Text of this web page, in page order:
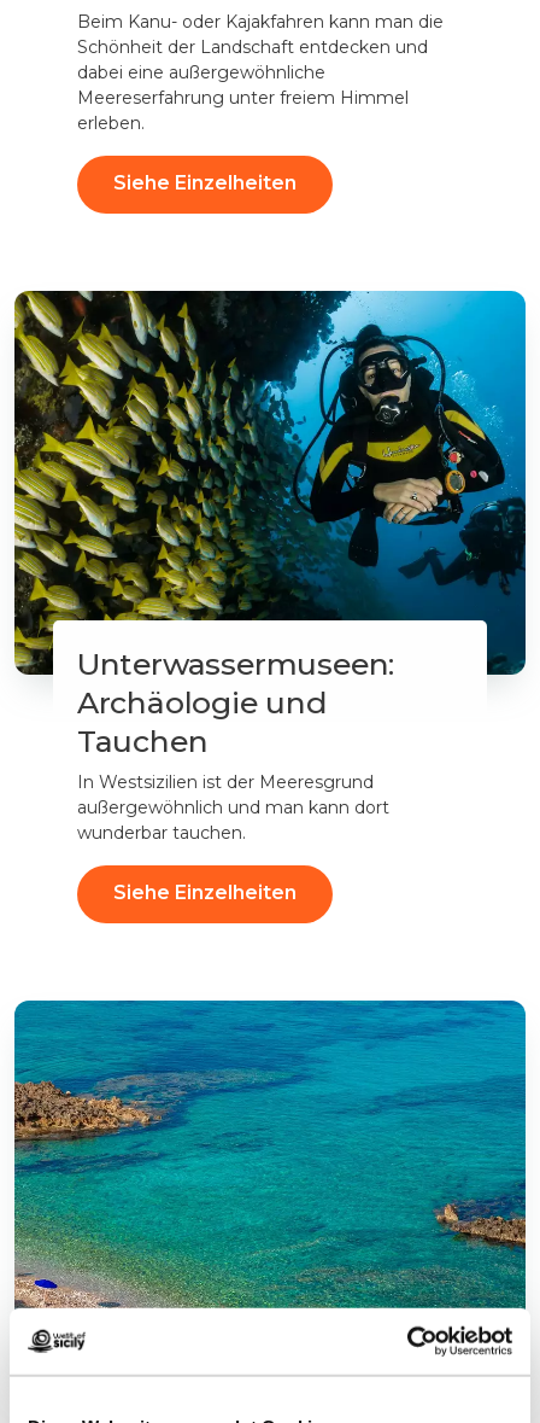
Beim Kanu- oder Kajakfahren kann man die
Schönheit der Landschaft entdecken und
dabei eine außergewöhnliche
Meereserfahrung unter freiem Himmel
erleben.
Siehe Einzelheiten
Unterwassermuseen:
Archäologie und
Tauchen
In Westsizilien ist der Meeresgrund
außergewöhnlich und man kann dort
wunderbar tauchen.
Siehe Einzelheiten
Fischen in einem
großzügigen Meer